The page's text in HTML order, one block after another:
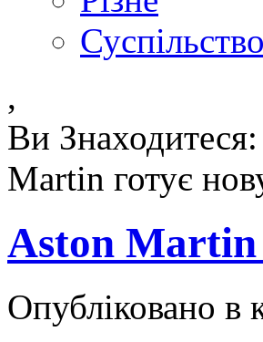
Суспільство
,
Ви Знаходитеся:
Martin готує
Aston Martin
Опубліковано в